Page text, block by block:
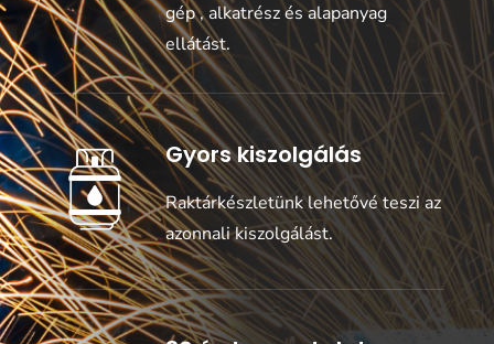
gép , alkatrész és alapanyag
ellátást.
Gyors kiszolgálás
Raktárkészletünk lehetővé teszi az
azonnali kiszolgálást.